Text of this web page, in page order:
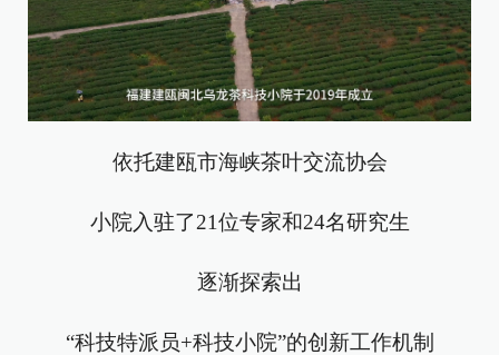
依托建瓯市海峡茶叶交流协会
小院入驻了21位专家和24名研究生
逐渐探索出
“科技特派员+科技小院”的创新工作机制